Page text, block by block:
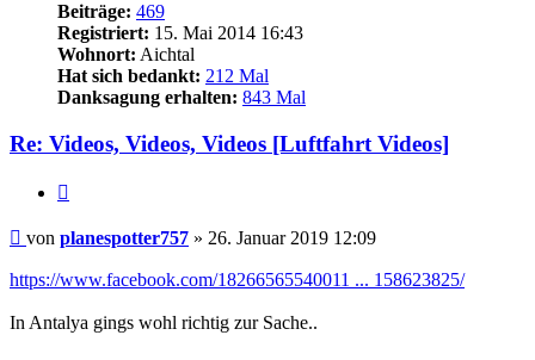
Beiträge: 469
Registriert: 15. Mai 2014 16:43
Wohnort: Aichtal
Hat sich bedankt: 212 Mal
Danksagung erhalten: 843 Mal
Re: Videos, Videos, Videos [Luftfahrt Videos]
Beitrag
von planespotter757 » 26. Januar 2019 12:09
https://www.facebook.com/18266565540011 ... 158623825/
In Antalya gings wohl richtig zur Sache..